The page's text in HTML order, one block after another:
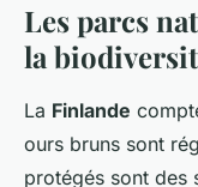
Les parcs
la
La Finlande
ours bruns sont
protégés sont des